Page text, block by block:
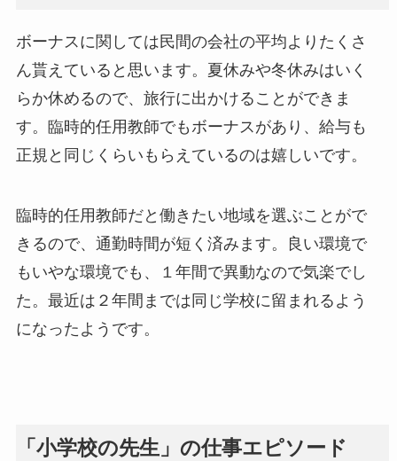
ボーナスに関しては民間の会社の平均よりたくさ
ん貰えていると思います。夏休みや冬休みはいく
らか休めるので、旅行に出かけることができま
す。臨時的任用教師でもボーナスがあり、給与も
正規と同じくらいもらえているのは嬉しいです。
臨時的任用教師だと働きたい地域を選ぶことがで
きるので、通勤時間が短く済みます。良い環境で
もいやな環境でも、１年間で異動なので気楽でし
た。最近は２年間までは同じ学校に留まれるよう
になったようです。
「小学校の先生」の仕事エピソード